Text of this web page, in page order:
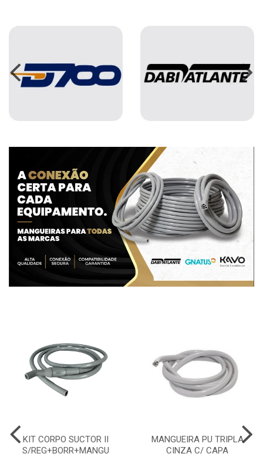
KIT CORPO SUCTOR II
S/REG+BORR+MANGU
MANGUEIRA PU TRIPLA
CINZA C/ CAPA